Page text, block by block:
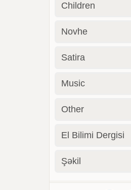
Children
Novhe
Satira
Music
Other
El Bilimi Dergisi
Şəkil